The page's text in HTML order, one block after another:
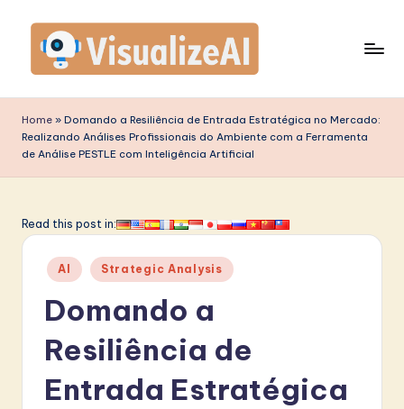
content
is
u
a
z
A
Home » Domando a Resiliência de Entrada Estratégica no Mercado:
Realizando Análises Profissionais do Ambiente com a Ferramenta
de Análise PESTLE com Inteligência Artificial
Read this post in:
Posted
in
AI Strategic Analysis
Domando a
Resiliência de
Entrada Estratégica